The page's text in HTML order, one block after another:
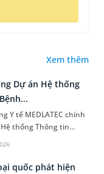
Xem thêm
Dự án Hệ thống
Y tế MEDLATEC chính
thống Thông tin
- Hospital Information
á...
quốc phát hiện